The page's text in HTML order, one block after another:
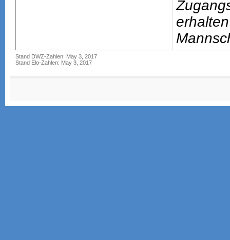
Stand DWZ-Zahlen: May 3, 2017
Stand Elo-Zahlen: May 3, 2017